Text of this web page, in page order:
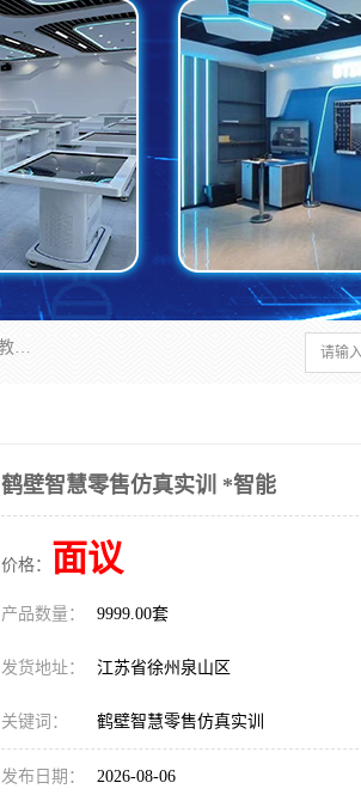
京创智业产品涵盖了多个领域，主要产品包括：工业4.0生产线解决方案，智慧物流综合实训室，教学设备与实验室建设，虚拟仿真实验室等。公司将秉持“创新、执着、诚信、共赢”的理念，以“将服务当作使命”为核心价值观，致力于为客户创造价值，与客户、合作伙伴和员工共同成长。
鹤壁智慧零售仿真实训 *智能
价格： 面议
产品数量： 9999.00套
发货地址： 江苏省徐州泉山区
关键词： 鹤壁智慧零售仿真实训
发布日期： 2026-08-06